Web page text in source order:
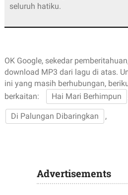
seluruh hatiku.
OK Google, sekedar
download MP3 dari lagu di atas.
ini yang masih berhubungan,
berkaitan:
Hai Mari Berhimpun
Di Palungan Dibaringkan ,
Advertisements